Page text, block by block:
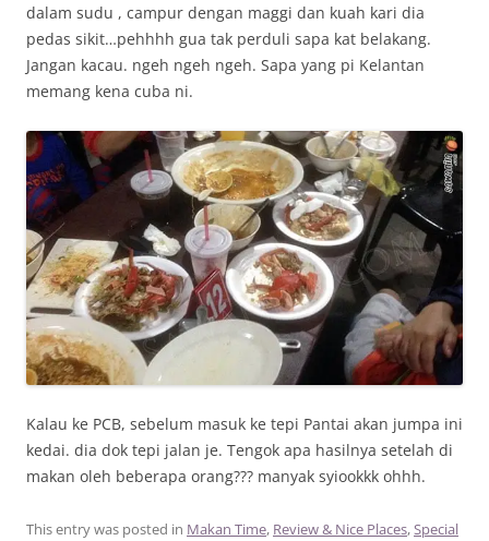
dalam sudu , campur dengan maggi dan kuah kari dia
pedas sikit…pehhhh gua tak perduli sapa kat belakang.
Jangan kacau. ngeh ngeh ngeh. Sapa yang pi Kelantan
memang kena cuba ni.
Kalau ke PCB, sebelum masuk ke tepi Pantai akan jumpa ini
kedai. dia dok tepi jalan je. Tengok apa hasilnya setelah di
makan oleh beberapa orang??? manyak syiookkk ohhh.
This entry was posted in Makan Time, Review & Nice Places,Special